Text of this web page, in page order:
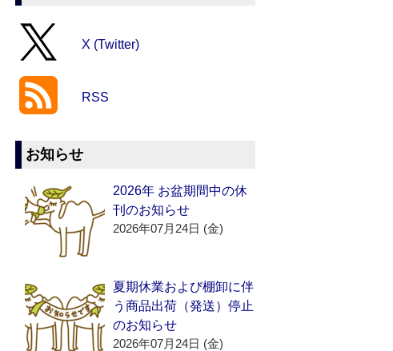
X (Twitter)
RSS
お知らせ
2026年 お盆期間中の休
刊のお知らせ
2026年07月24日 (金)
夏期休業および棚卸に伴
う商品出荷（発送）停止
のお知らせ
2026年07月24日 (金)